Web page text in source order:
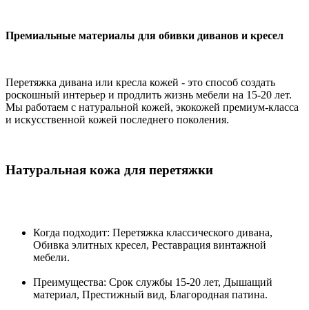
Премиальные материалы для обивки диванов и кресел
Перетяжка дивана или кресла кожей - это способ создать
роскошный интерьер и продлить жизнь мебели на 15-20 лет.
Мы работаем с натуральной кожей, экокожей премиум-класса
и искусственной кожей последнего поколения.
Натуральная кожа для перетяжки
Когда подходит: Перетяжка классического дивана,
Обивка элитных кресел, Реставрация винтажной
мебели.
Преимущества: Срок службы 15-20 лет, Дышащий
материал, Престижный вид, Благородная патина.